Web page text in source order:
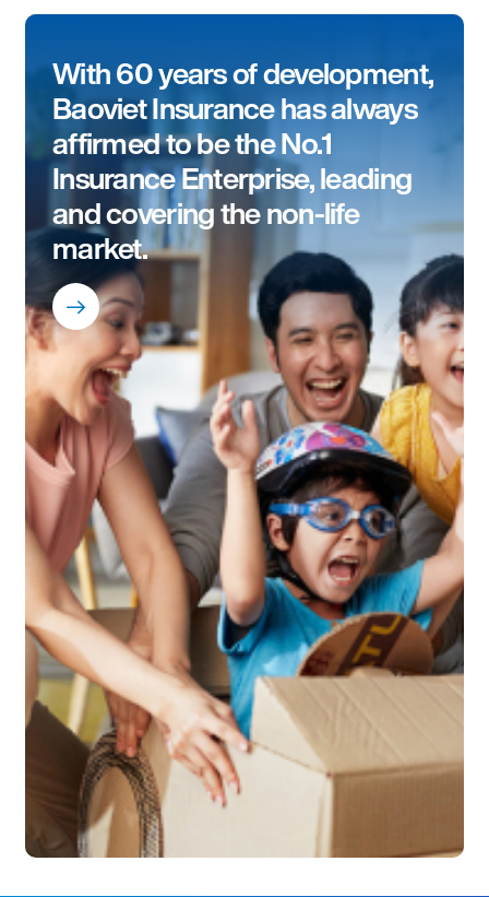
With 60 years of development,
Baoviet Insurance has always
affirmed to be the No.1
Insurance Enterprise, leading
and covering the non-life
market.